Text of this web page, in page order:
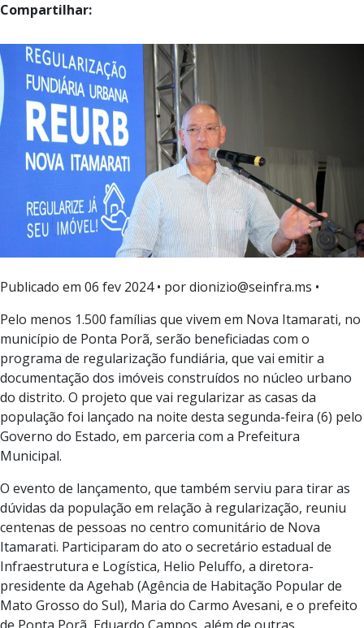
Compartilhar:
Publicado em 06 fev 2024• por dionizio@seinfra.ms •
Pelo menos 1.500 famílias que vivem em Nova Itamarati, no
município de Ponta Porã, serão beneficiadas com o
programa de regularização fundiária, que vai emitir a
documentação dos imóveis construídos no núcleo urbano
do distrito. O projeto que vai regularizar as casas da
população foi lançado na noite desta segunda-feira (6) pelo
Governo do Estado, em parceria com a Prefeitura
Municipal.
O evento de lançamento, que também serviu para tirar as
dúvidas da população em relação à regularização, reuniu
centenas de pessoas no centro comunitário de Nova
Itamarati. Participaram do ato o secretário estadual de
Infraestrutura e Logística, Helio Peluffo, a diretora-
presidente da Agehab (Agência de Habitação Popular de
Mato Grosso do Sul), Maria do Carmo Avesani, e o prefeito